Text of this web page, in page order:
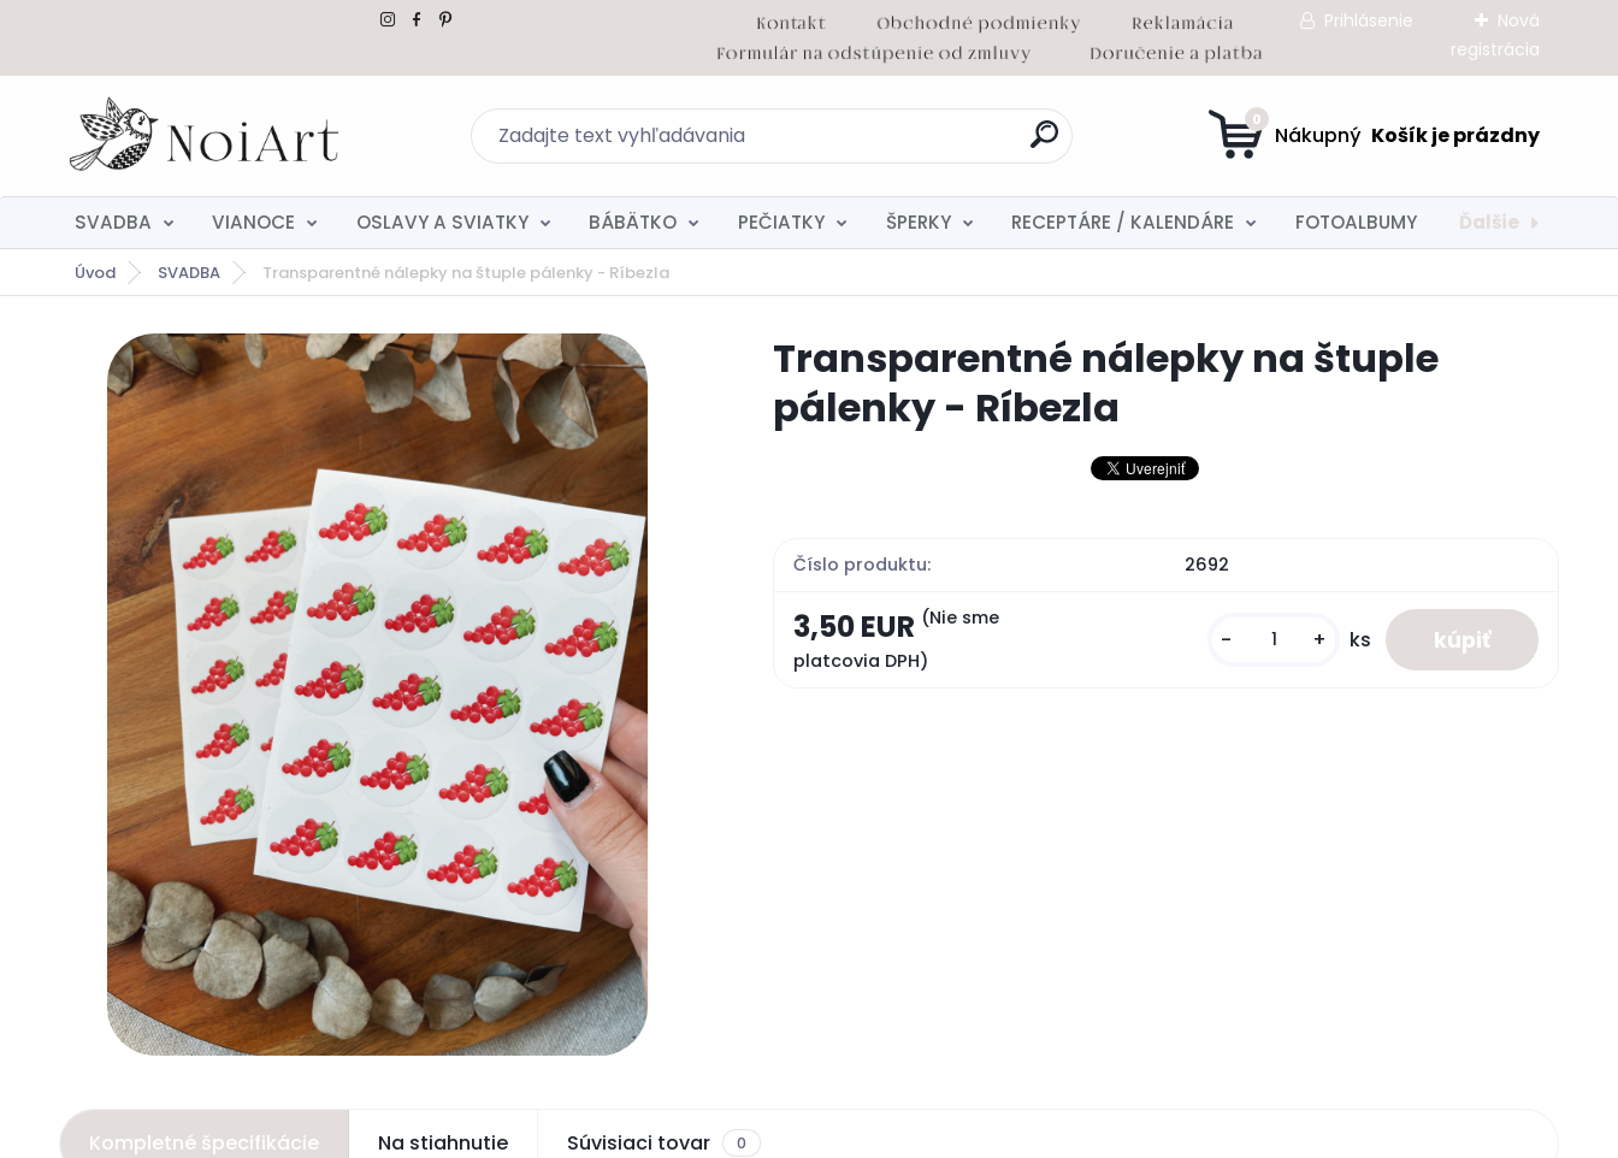
Prihlásenie
Nová
registrácia
0
SVADBA VIANOCE OSLAVY A SVIATKY BÁBÄTKO PEČIATKY ŠPERKY RECEPTÁRE / KALENDÁRE FOTOALBUMY Ďalšie
Úvod SVADBA Transparentné nálepky na štuple pálenky - Ríbezla
Transparentné nálepky na štuple
pálenky - Ríbezla
Číslo produktu: 2692
3,50 EUR (Nie sme
platcovia DPH)
- + ks
Kompletné špecifikácie Na stiahnutie Súvisiaci tovar 0